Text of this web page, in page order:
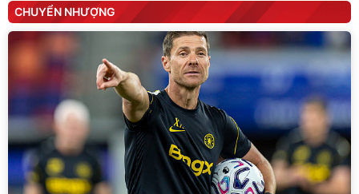
CHUYỂN NHƯỢNG